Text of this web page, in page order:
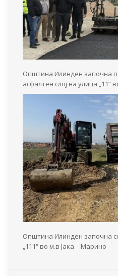
Општина Илинден започна
асфалтен слој на улица „11“
Општина Илинден започна
„111“ во м.в Јака – Марино